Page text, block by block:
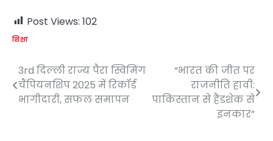
Post Views: 102
शिक्षा
Post
navigation
3rd दिल्ली राज्य पैरा स्विमिंग
चैंपियनशिप 2025 में रिकॉर्ड
भागीदारी, सफल समापन
“भारत की जीत पर
राजनीति हावी:
पाकिस्तान से हैंडशेक से
इनकार”